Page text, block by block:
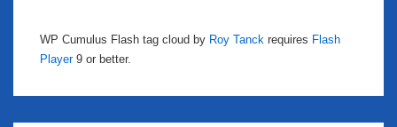
WP Cumulus Flash tag cloud by Roy Tanck requires Flash
Player9 or better.